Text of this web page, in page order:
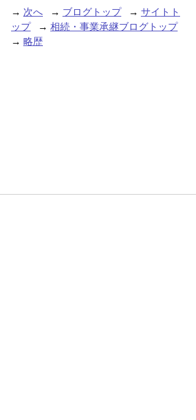
→ 次へ
   →
ブログトップ
   →
サイトト
ップ
   →
相続・事業承継ブログトップ
→ 略歴